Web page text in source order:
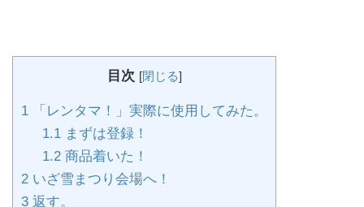
目次 [閉じる]
1 「レンタマ！」実際に使用してみた。
1.1まずは登録！
1.2商品着いた！
2 いざ雪まつり会場へ！
3 返す。